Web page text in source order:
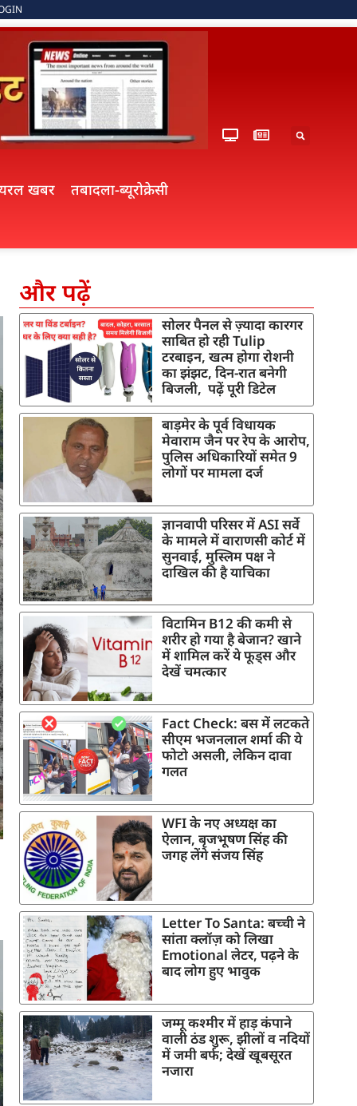
खबर
तबादला-ब्यूरोक्रेसी
और पढ़ें
सोलर पैनल से ज़्यादा कारगर
साबित हो रही Tulip
टरबाइन, खत्म होगा रोशनी
का झंझट, दिन-रात बनेगी
बिजली, पढ़ें पूरी डिटेल
बाड़मेर के पूर्व विधायक
मेवाराम जैन पर रेप के आरोप,
पुलिस अधिकारियों समेत 9
लोगों पर मामला दर्ज
ज्ञानवापी परिसर में ASI सर्वे
के मामले में वाराणसी कोर्ट में
सुनवाई, मुस्लिम पक्ष ने
दाखिल की है याचिका
विटामिन B12 की कमी से
शरीर हो गया है बेजान? खाने
में शामिल करें ये फूड्स और
देखें चमत्कार
Fact Check: बस में लटकते
सीएम भजनलाल शर्मा की ये
फोटो असली, लेकिन दावा
गलत
WFI के नए अध्यक्ष का
ऐलान, बृजभूषण सिंह की
जगह लेंगे संजय सिंह
Letter To Santa: बच्ची ने
सांता क्लॉज़ को लिखा
Emotional लेटर, पढ़ने के
बाद लोग हुए भावुक
जम्मू कश्मीर में हाड़ कंपाने
वाली ठंड शुरू, झीलों व नदियों
में जमी बर्फ; देखें खूबसूरत
नजारा